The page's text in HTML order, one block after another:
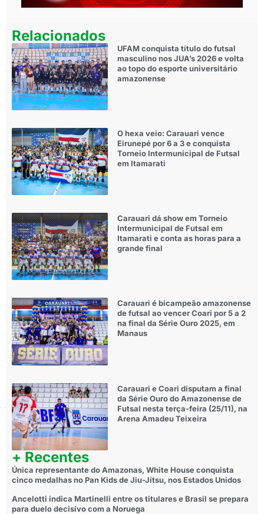
Relacionados
UFAM conquista título do futsal
masculino nos JUA’s 2026 e volta
ao topo do esporte universitário
amazonense
O hexa veio: Carauari vence
Eirunepé por 6 a 3 e conquista
Torneio Intermunicipal de Futsal
em Itamarati
Carauari dá show em Torneio
Intermunicipal de Futsal em
Itamarati e conta as horas para a
grande final
Carauari é bicampeão amazonense
de futsal ao vencer Coari por 5 a 2
na final da Série Ouro 2025, em
Manaus
Carauari e Coari disputam a final
da Série Ouro do Amazonense de
Futsal nesta terça-feira (25/11), na
Arena Amadeu Teixeira
+ Recentes
Única representante do Amazonas, White House conquista
cinco medalhas no Pan Kids de Jiu-Jítsu, nos Estados Unidos
Ancelotti indica Martinelli entre os titulares e Brasil se prepara
para duelo decisivo com a Noruega